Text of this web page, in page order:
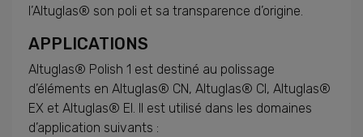
l’Altuglas® son poli et sa transparence d’origine.
APPLICATIONS
Altuglas® Polish 1 est destiné au polissage
d’éléments en Altuglas® CN, Altuglas® CI, Altuglas®
EX et Altuglas® EI. Il est utilisé dans les domaines
d’application suivants :